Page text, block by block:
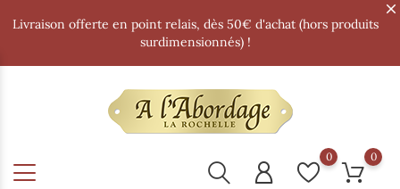
Livraison offerte en point relais, dès 50€ d'achat (hors produits
surdimensionnés) !
0 0